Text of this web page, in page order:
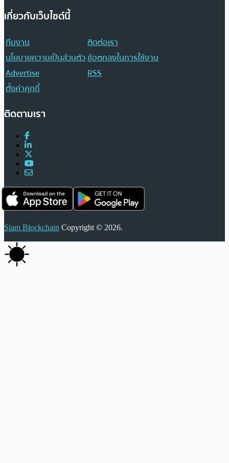
เกี่ยวกับเว็บไซต์นี้
ทีมงาน
ติดต่อเรา
นโยบายความเป็นส่วนตัวข้อตกลงในการใช้งาน
Advertise
RSS
ตั้งค่าคุกกี้
ติดตามเรา
Siam Blockchain Copyright © 2026.